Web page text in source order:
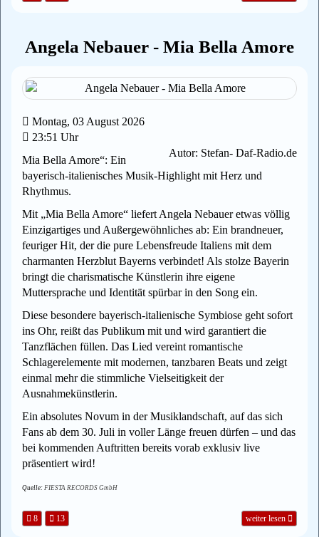
Angela Nebauer - Mia Bella Amore
Montag, 03 August 2026
23:51 Uhr
Autor: Stefan- Daf-Radio.de
Mia Bella Amore“: Ein
bayerisch-italienisches Musik-Highlight mit Herz und
Rhythmus.
Mit „Mia Bella Amore“ liefert Angela Nebauer etwas völlig
Einzigartiges und Außergewöhnliches ab: Ein brandneuer,
feuriger Hit, der die pure Lebensfreude Italiens mit dem
charmanten Herzblut Bayerns verbindet! Als stolze Bayerin
bringt die charismatische Künstlerin ihre eigene
Muttersprache und Identität spürbar in den Song ein.
Diese besondere bayerisch-italienische Symbiose geht sofort
ins Ohr, reißt das Publikum mit und wird garantiert die
Tanzflächen füllen. Das Lied vereint romantische
Schlagerelemente mit modernen, tanzbaren Beats und zeigt
einmal mehr die stimmliche Vielseitigkeit der
Ausnahmekünstlerin.
Ein absolutes Novum in der Musiklandschaft, auf das sich
Fans ab dem 30. Juli in voller Länge freuen dürfen – und das
bei kommenden Auftritten bereits vorab exklusiv live
präsentiert wird!
Quelle: FIESTA RECORDS GmbH
8 13 weiter lesen